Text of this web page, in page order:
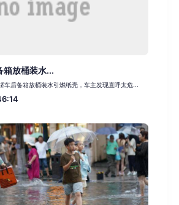
箱放桶装水...
车后备箱放桶装水引燃纸壳，车主发现直呼太危...